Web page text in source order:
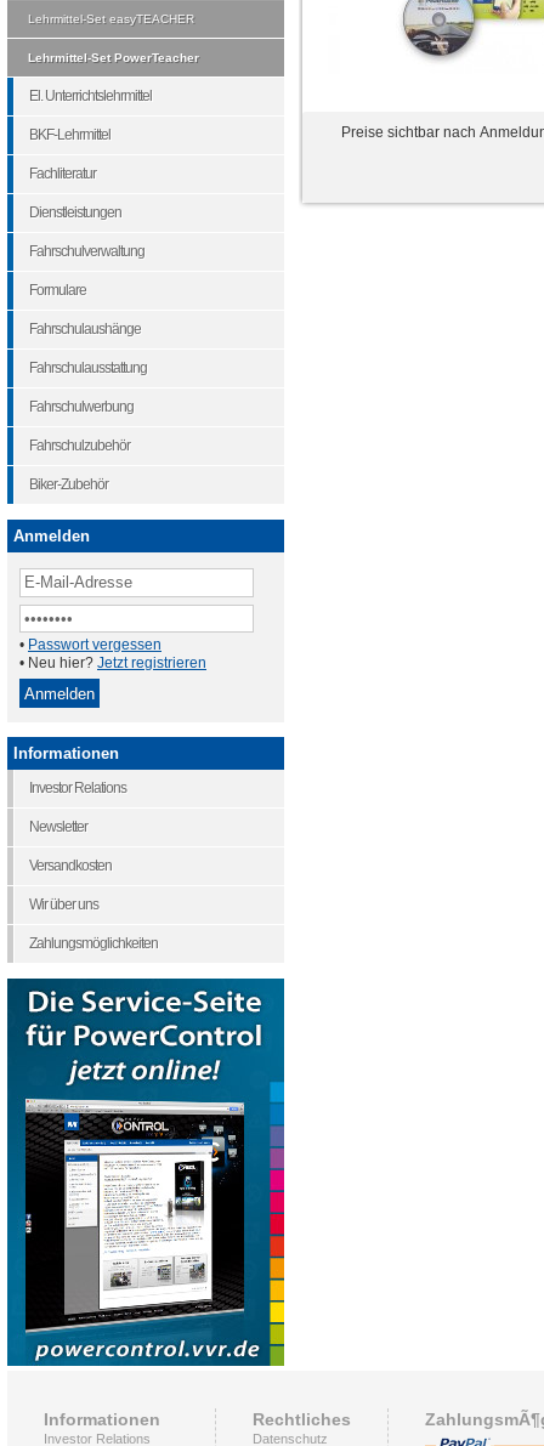
Preise sichtbar nach
Lehrmittel-Set easyTEACHER
Lehrmittel-Set PowerTeacher
El. Unterrichtslehrmittel
BKF-Lehrmittel
Fachliteratur
Dienstleistungen
Fahrschulverwaltung
Formulare
Fahrschulaushänge
Fahrschulausstattung
Fahrschulwerbung
Fahrschulzubehör
Biker-Zubehör
Anmelden
• Passwort vergessen
• Neu hier? Jetzt registrieren
Informationen
Investor Relations
Newsletter
Versandkosten
Wir über uns
Zahlungsmöglichkeiten
Informationen
Investor Relations
Rechtliches
Datenschutz